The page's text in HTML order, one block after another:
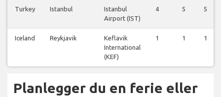
Turkey Istanbul
Istanbul
Airport (IST)
4 5 5
Iceland Reykjavik
Keflavik
International
(KEF)
1 1 1
Planlegger du en ferie eller